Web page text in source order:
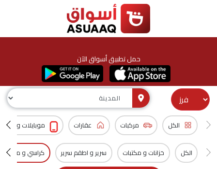
حمل تطبيق أسواق الآن
الكل مركبات عقارات موبايلات و
الكل خزانات و مكتبات سرير و اطقم سرير كراسي و مقاعد